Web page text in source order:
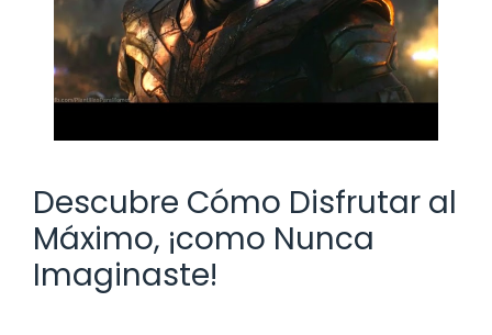
Descubre Cómo Disfrutar al
Máximo, ¡como Nunca
Imaginaste!